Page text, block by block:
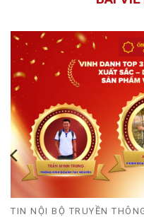
TIN NỘI BỘ TRUYỀN